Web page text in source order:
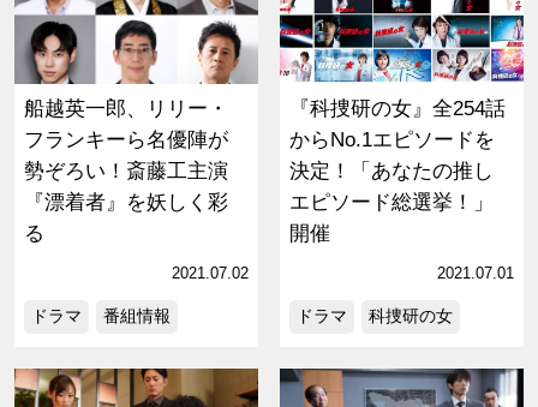
船越英一郎、リリー・
フランキーら名優陣が
勢ぞろい！斎藤工主演
『漂着者』を妖しく彩
る
2021.07.02
ドラマ 番組情報
『科捜研の女』全254話
からNo.1エピソードを
決定！「あなたの推し
エピソード総選挙！」
開催
2021.07.01
ドラマ 科捜研の女